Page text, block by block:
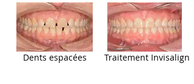
Dents espacées Traitement Invisalign